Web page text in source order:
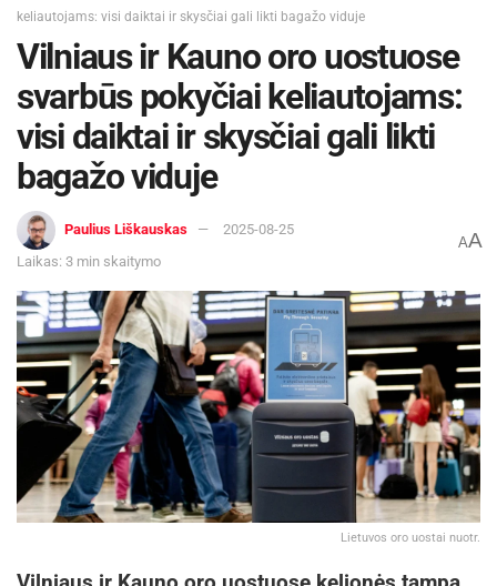
keliautojams: visi daiktai ir skysčiai gali likti bagažo viduje
Vilniaus ir Kauno oro uostuose
svarbūs pokyčiai keliautojams:
visi daiktai ir skysčiai gali likti
bagažo viduje
Paulius Liškauskas
2025-08-25
Laikas: 3 min skaitymo
AA
Lietuvos oro uostai nuotr.